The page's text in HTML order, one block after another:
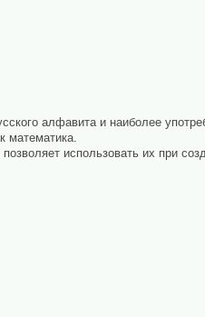
алфавита и наиболее
математика.
использовать их при